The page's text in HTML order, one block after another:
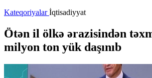
Kateqoriyalarİqtisadiyyat
Ötən il ölkə ərazisindən
milyon ton yük daşınıb